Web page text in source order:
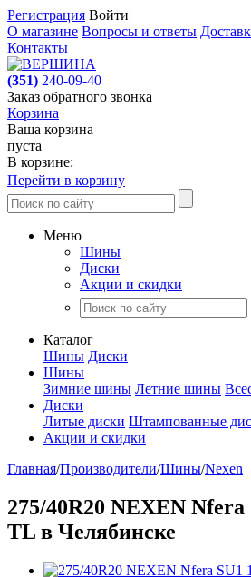
Регистрация Войти
О магазине Вопросы и ответы
Контакты
(351) 240-09-40
Заказ обратного звонка
Корзина
Ваша корзина
пуста
В корзине:
Перейти в корзину
Меню
Шины
Диски
Акции и скидки
Каталог
Шины Диски
Шины
Зимние шины Летние шины
Диски
Литые диски Штампованные
Акции и скидки
Главная/Производители/Шины/Nexen
275/40R20 NEXEN Nfera
TL в Челябинске